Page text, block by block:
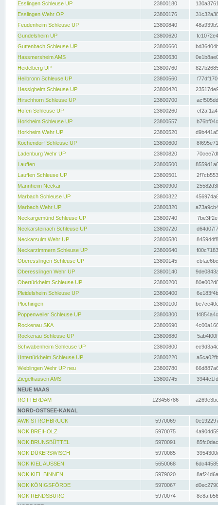
Esslingen Schleuse UP
23800180
Esslingen Wehr OP
23800176
Feudenheim Schleuse UP
23800840
Gundelsheim UP
23800620
Guttenbach Schleuse UP
23800660
Hassmersheim AMS
23800630
Heidelberg UP
23800760
Heilbronn Schleuse UP
23800560
Hessigheim Schleuse UP
23800420
Hirschhorn Schleuse UP
23800700
Hofen Schleuse UP
23800260
Horkheim Schleuse UP
23800557
Horkheim Wehr UP
23800520
Kochendorf Schleuse UP
23800600
Ladenburg Wehr UP
23800820
Lauffen
23800500
Lauffen Schleuse UP
23800501
Mannheim Neckar
23800900
Marbach Schleuse UP
23800322
Marbach Wehr UP
23800320
Neckargemünd Schleuse UP
23800740
Neckarsteinach Schleuse UP
23800720
Neckarsulm Wehr UP
23800580
Neckarzimmern Schleuse UP
23800640
Oberesslingen Schleuse UP
23800145
Oberesslingen Wehr UP
23800140
Obertürkheim Schleuse UP
23800200
Pleidelsheim Schleuse UP
23800400
Plochingen
23800100
Poppenweiler Schleuse UP
23800300
Rockenau SKA
23800690
Rockenau Schleuse UP
23800680
Schwabenheim Schleuse UP
23800800
Untertürkheim Schleuse UP
23800220
Wieblingen Wehr UP neu
23800780
Ziegelhausen AMS
23800745
NEUE MAAS
ROTTERDAM
123456786
NORD-OSTSEE-KANAL
AWK STROHBRÜCK
5970069
NOK BREIHOLZ
5970075
NOK BRUNSBÜTTEL
5970091
NOK DÜKERSWISCH
5970085
NOK KIEL AUSSEN
5650068
NOK KIEL BINNEN
5979020
NOK KÖNIGSFÖRDE
5970067
NOK RENDSBURG
5970074